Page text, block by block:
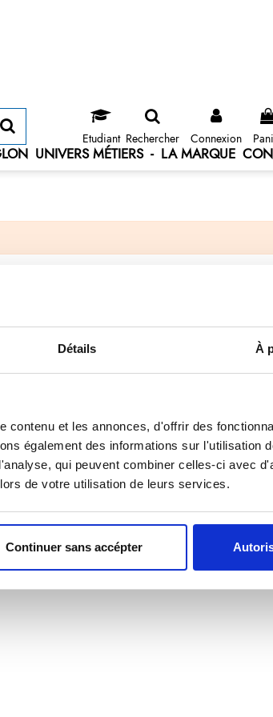
Détails À
contenu et les annonces, d'offrir des
également des informations sur l'utilisation
qui peuvent combiner celles-ci avec
de votre utilisation de leurs services.
Continuer sans accépter
Etudiant Rechercher Connexion
UNIVERS MÉTIERS - LA MARQUE